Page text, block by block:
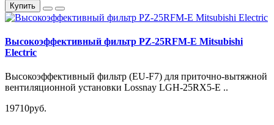
Купить
Высокоэффективный фильтр PZ-25RFM-E Mitsubishi
Electric
Высокоэффективный фильтр (EU-F7) для приточно-вытяжной
вентиляционной установки Lossnay LGH-25RX5-E ..
19710руб.